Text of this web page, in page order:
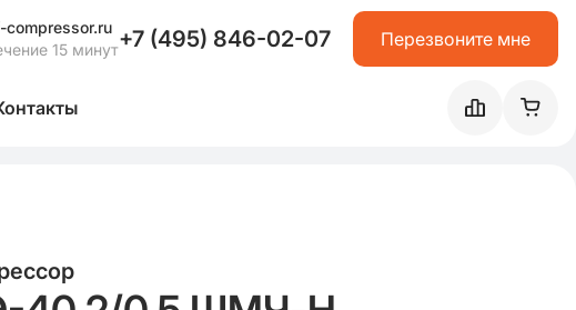
compressor.ru
15 минут+7 (495) 846-02-07 Перезвоните мне